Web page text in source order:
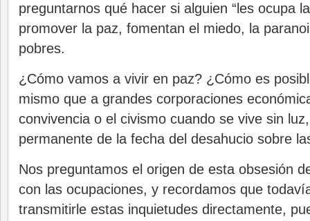
preguntarnos qué hacer si alguien “les ocupa
promover la paz, fomentan el miedo, la
pobres.
¿Cómo vamos a vivir en paz? ¿Cómo es
mismo que a grandes corporaciones
convivencia o el civismo cuando se vive sin
permanente de la fecha del desahucio sobre
Nos preguntamos el origen de esta obsesión
con las ocupaciones, y recordamos que
transmitirle estas inquietudes directamente,